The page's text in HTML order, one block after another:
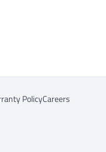
Careers
Policy